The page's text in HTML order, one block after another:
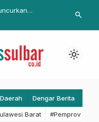
Makanan
Sulbar Siap
Percepat
search
light_mode
Daerah Dengar Berita
Barat #Pemprov